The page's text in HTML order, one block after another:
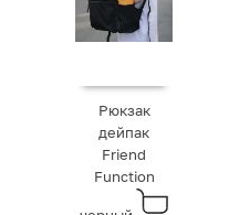
Рюкзак
дейпак
Friend
Function